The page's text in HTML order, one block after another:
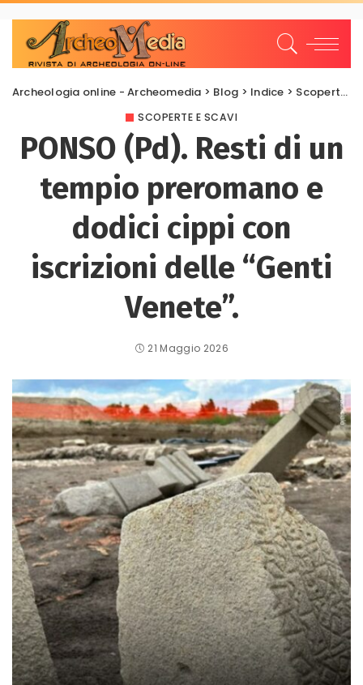
Archeologia online - Archeomedia > Blog > Indice > Scoperte e scavi
SCOPERTE E SCAVI
PONSO (Pd). Resti di un
tempio preromano e
dodici cippi con
iscrizioni delle “Genti
Venete”.
21 Maggio 2026